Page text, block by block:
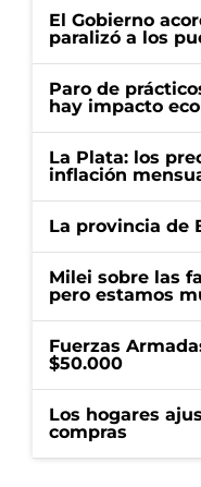
El Gobierno
paralizó a los
Paro de
hay impacto
La Plata: los
inflación
La provincia de
Milei sobre las
pero estamos
Fuerzas
$50.000
Los hogares
compras